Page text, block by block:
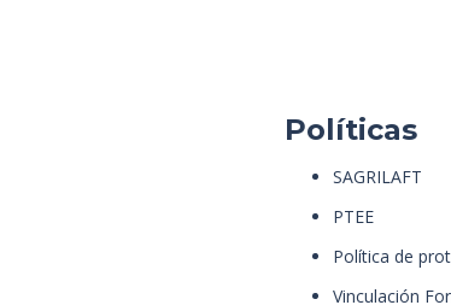
Políticas
SAGRILAFT
PTEE
Política de
Vinculación